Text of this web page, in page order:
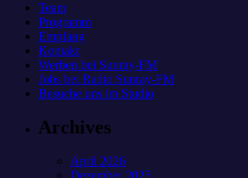
Team
Programm
Empfang
Kontakt
Werben bei Sunray-FM
Jobs bei Radio Sunray-FM
Besuche uns im Studio
Archives
April 2026
Dezember 2025